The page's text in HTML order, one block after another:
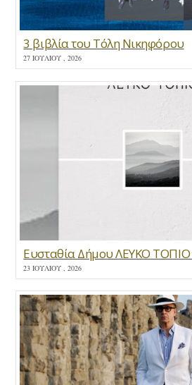
3 βιβλία του Τόλη Νικηφόρου
27 ΙΟΥΛΊΟΥ , 2026
Ευσταθία Δήμου ΛΕΥΚΟ ΤΟΠΙΟ
23 ΙΟΥΛΊΟΥ , 2026